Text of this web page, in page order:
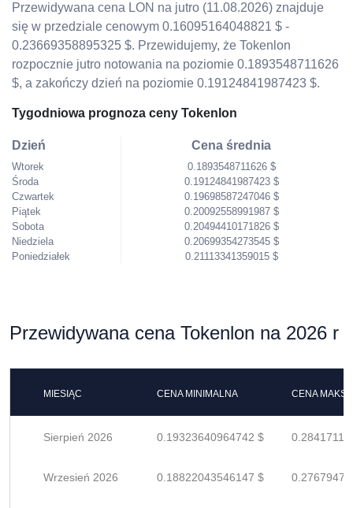
Przewidywana cena LON na jutro (11.08.2026) znajduje
się w przedziale cenowym 0.16095164048821 $ -
0.23669358895325 $. Przewidujemy, że Tokenlon
rozpocznie jutro notowania na poziomie 0.1893548711626
$, a zakończy dzień na poziomie 0.19124841987423 $.
Tygodniowa prognoza ceny Tokenlon
Dzień
Wtorek
Środa
Czwartek
Piątek
Sobota
Niedziela
Poniedziałek
Cena średnia
0.1893548711626 $
0.19124841987423 $
0.19698587247046 $
0.20092558991987 $
0.20494410171826 $
0.20699354273545 $
0.21113341359015 $
Przewidywana cena Tokenlon na 2026 r
MIESIĄC CENA MINIMALNA CENA
Sierpień 2026 0.19323640964742 $
Wrzesień 2026 0.18822043546147 $